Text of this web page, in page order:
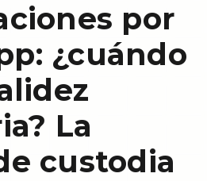
por
¿cuándo
La
custodia